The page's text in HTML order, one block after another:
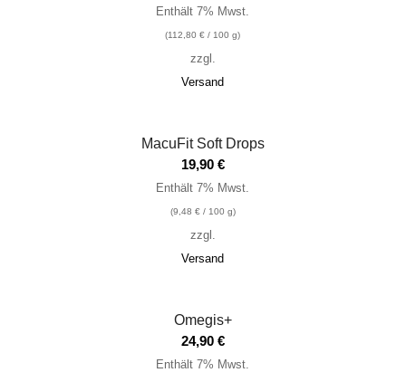
Enthält 7% Mwst.
(112,80€ / 100 g)
zzgl.
Versand
MacuFit Soft Drops
19,90 €
Enthält 7% Mwst.
(9,48 €/ 100 g)
zzgl.
Versand
Omegis+
24,90 €
Enthält 7% Mwst.